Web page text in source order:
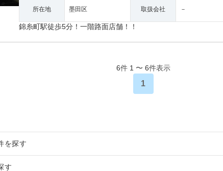
所在地 墨田区 取扱会社 －
錦糸町駅徒歩5分！一階路面店舗！！
6件 1 〜 6件表示
1
を探す
物件の案件一覧
す